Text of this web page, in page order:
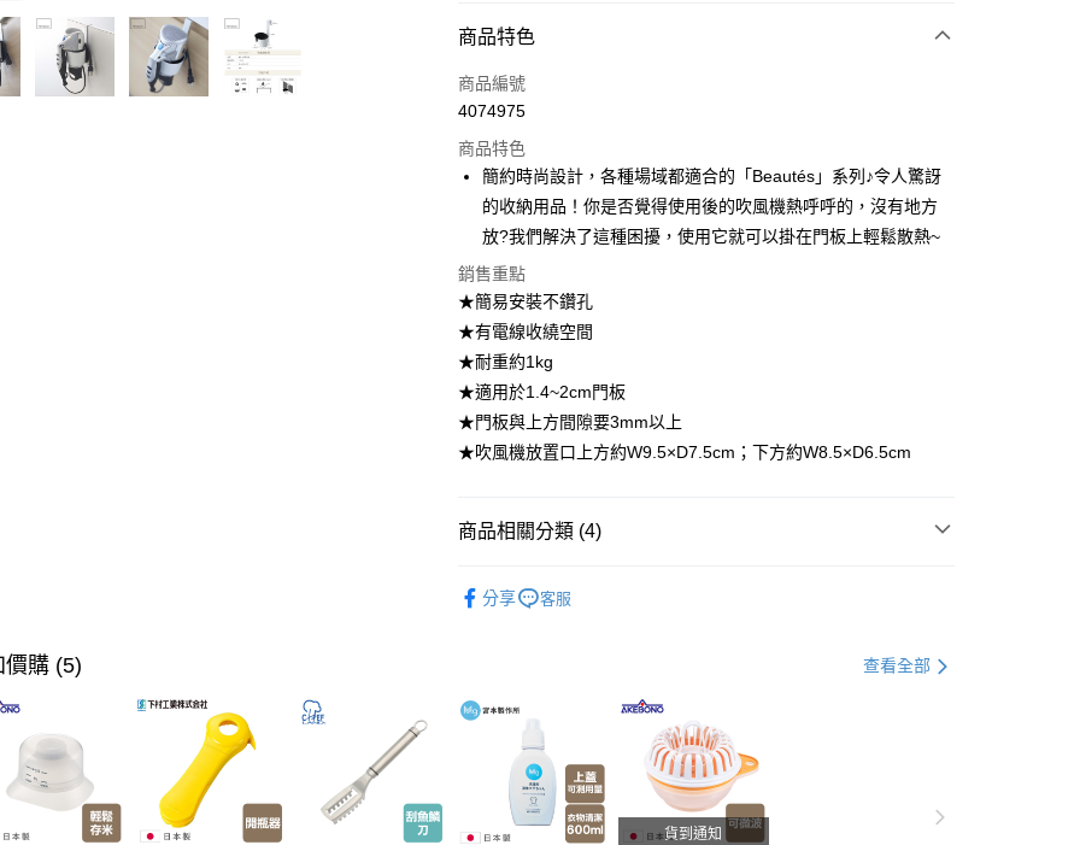
悠遊付
Google Pay
全盈+PAY
大哥付你分期
相關說明
【大哥付你分期使用說明】
1.本服務由台灣大哥大提供，台灣大哥大用戶可立即使用無須另外申請。
2.付款方式選擇「大哥付你分期」，訂單成立後會自動跳轉到大哥付的交易
流程，驗證手機門號後，選擇欲分期的期數、繳款截止日，確認付款後即
3.實際核准額度、可分期數及費用金額請依後續交易確認頁面所載為準。
4.訂單成立30分鐘內，如未前往確認交易或遇審核未通過，訂單將自動取
消。如遇「轉專審核」未通過狀況，表示未達大哥付你分期系統評分，恕
無法說明評估內容。
醒簡訊。
用戶於交易時，得透過本服務購買商品或服務，並由商店將買賣／分期付
2.基於同意付款使用「大哥付你分期」之契約關係目的，商店將以您的個人
資料（包含姓名、電話或地址）提供予台灣大哥大進項蒐集、處理及利
用，由本公司與您本人進行分期帳單所需資料之確認、核對及更正。
3.完整用戶服務條款，請詳閱以下連結：https://oppay.tw/userRule
ATM付款
運送方式
宅配【父親節大回饋】限時$299免運
每筆NT$150，滿NT$299(含以上)免運費
商品特色
商品編號
4074975
商品特色
簡約時尚設計，各種場域都適合的「Beautés」系列♪令人驚訝
的收納用品！你是否覺得使用後的吹風機熱呼呼的，沒有地方
放?我們解決了這種困擾，使用它就可以掛在門板上輕鬆散熱~
銷售重點
★簡易安裝不鑽孔
★有電線收繞空間
★耐重約1kg
★適用於1.4~2cm門板
★門板與上方間隙要3mm以上
★吹風機放置口上方約W9.5×D7.5cm；下方約W8.5×D6.5cm
商品相關分類 (4)
▶【限時加價購$159up】官網獨
【🎉歡慶父親節 瘋殺5折up】 ▶歡慶父親節 ，全館瘋殺5折up
分享 客服
價購 (5) 查看全部
貨到通知